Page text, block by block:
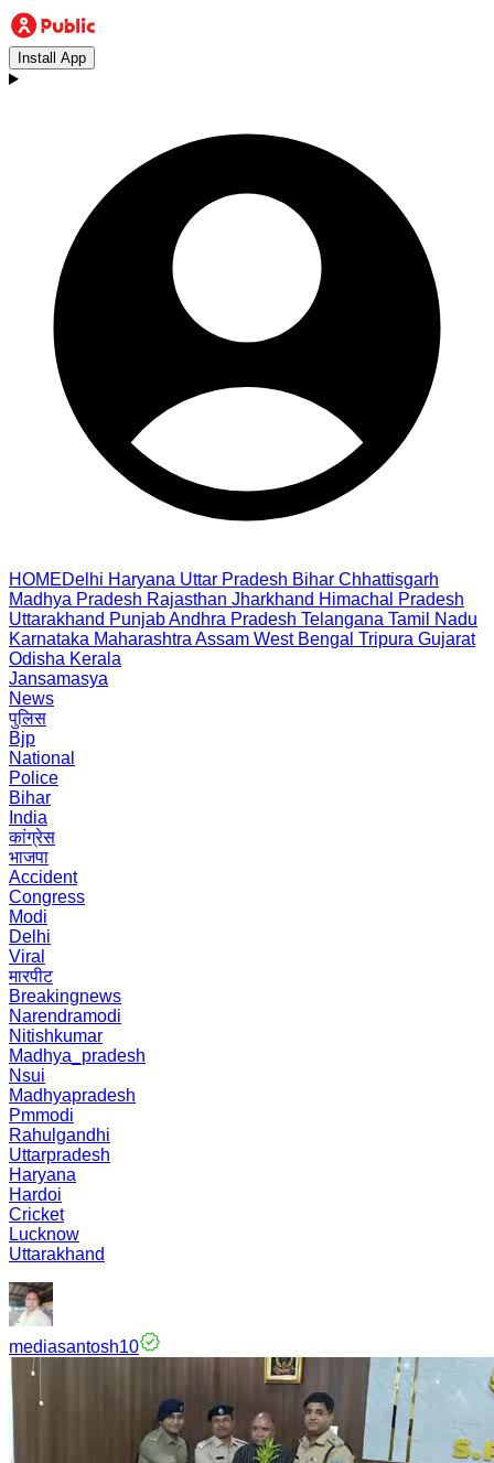
Install App
HOMEDelhi Haryana Uttar Pradesh Bihar Chhattisgarh
Madhya Pradesh Rajasthan Jharkhand Himachal Pradesh
Uttarakhand PunjabAndhra Pradesh Telangana Tamil Nadu
Karnataka Maharashtra Assam West Bengal Tripura Gujarat
Odisha Kerala
Jansamasya
News
पुलिस
Bjp
National
Police
Bihar
India
कांग्रेस
भाजपा
Accident
Congress
Modi
Delhi
Viral
मारपीट
Breakingnews
Narendramodi
Nitishkumar
Madhya_pradesh
Nsui
Madhyapradesh
Pmmodi
Rahulgandhi
Uttarpradesh
Haryana
Hardoi
Cricket
Lucknow
Uttarakhand
mediasantosh10